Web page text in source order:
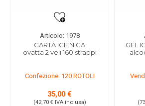
Articolo: 1978
CARTA IGIENICA
ovatta 2 veli 160 strappi
Confezione: 120 ROTOLI
35,00 €
(42,70 € IVA inclusa)
GEL